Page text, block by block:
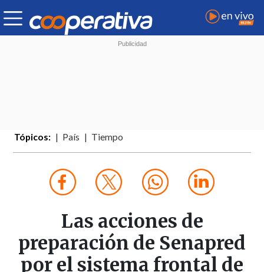
Tópicos: País Tiempo
Las acciones de
preparación de Senapred
por el sistema frontal de